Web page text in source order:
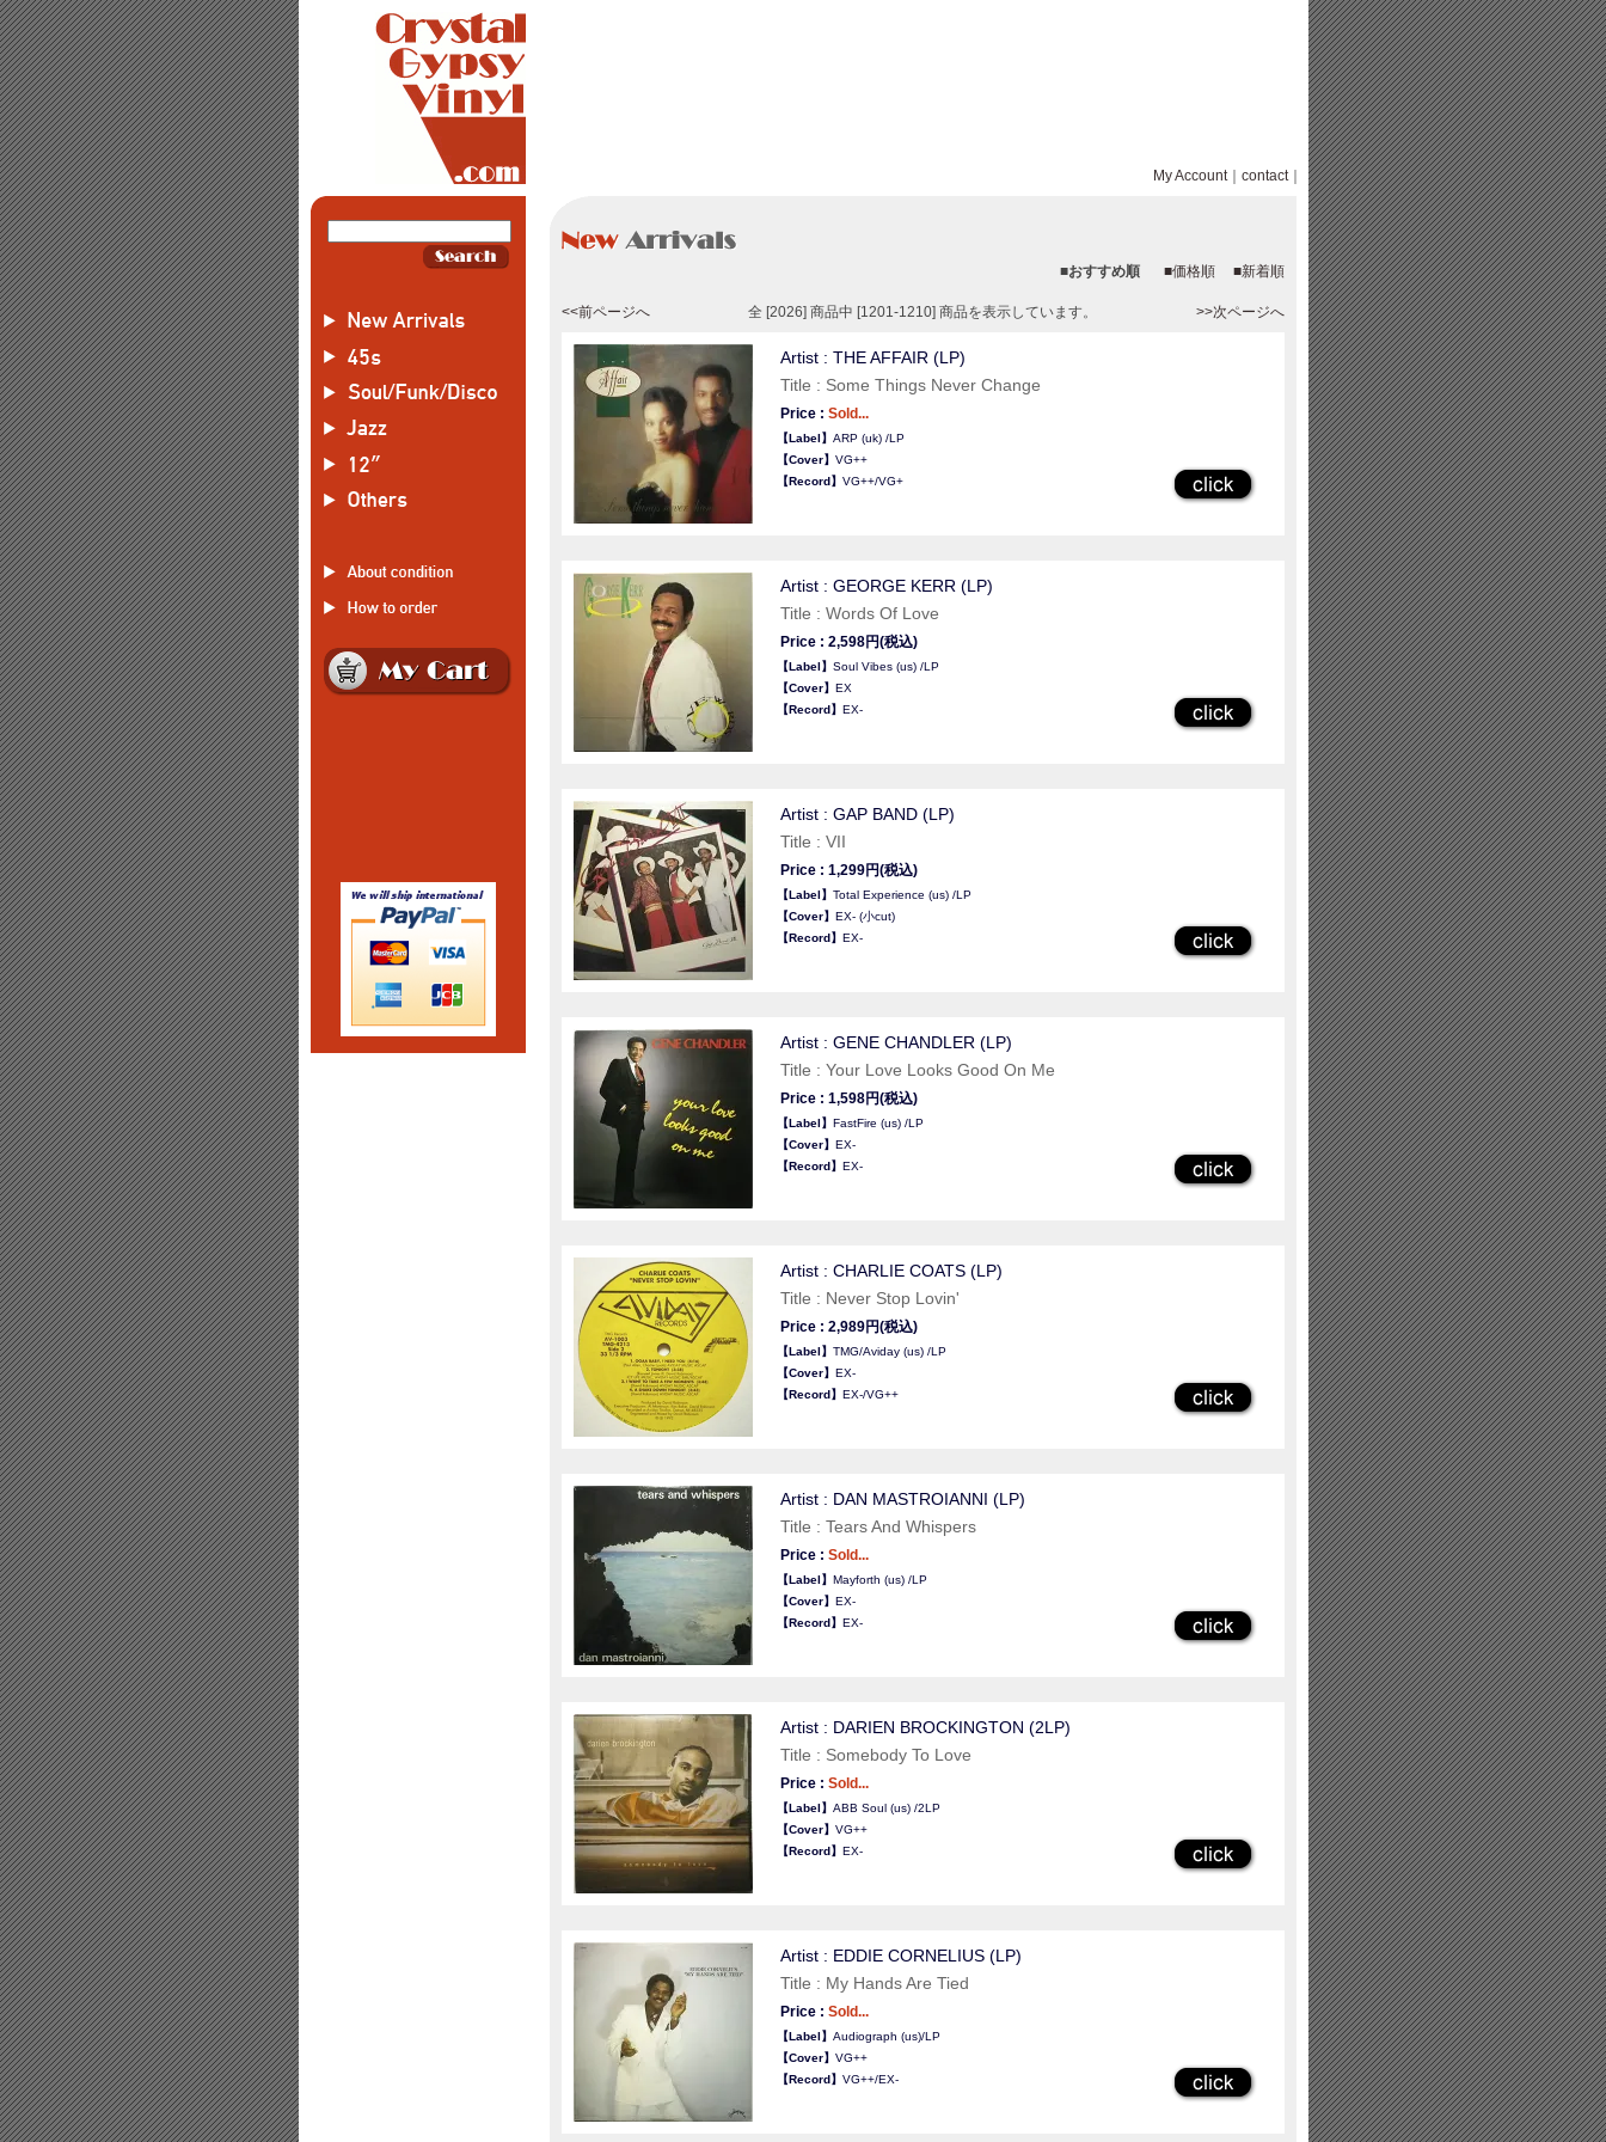
My Account｜ contact｜
■おすすめ順 ■価格順 ■新着順
<<前ページへ 全 [2026] 商品中 [1201-1210] 商品を表示しています。 >>次ページへ
Artist : THE AFFAIR (LP)
Title : Some Things Never Change
Price : Sold...
【Label】 ARP (uk) /LP
【Cover】 VG++
【Record】 VG++/VG+
Artist : GEORGE KERR (LP)
Title : Words Of Love
Price : 2,598円(税込)
【Label】 Soul Vibes (us) /LP
【Cover】 EX
【Record】 EX-
Artist : GAP BAND (LP)
Title : VII
Price : 1,299円(税込)
【Label】 Total Experience (us) /LP
【Cover】 EX- (小cut)
【Record】 EX-
Artist : GENE CHANDLER (LP)
Title : Your Love Looks Good On Me
Price : 1,598円(税込)
【Label】 FastFire (us) /LP
【Cover】 EX-
【Record】 EX-
Artist : CHARLIE COATS (LP)
Title : Never Stop Lovin'
Price : 2,989円(税込)
【Label】 TMG/Aviday (us) /LP
【Cover】 EX-
【Record】 EX-/VG++
Artist : DAN MASTROIANNI (LP)
Title : Tears And Whispers
Price : Sold...
【Label】 Mayforth (us) /LP
【Cover】 EX-
【Record】 EX-
Artist : DARIEN BROCKINGTON (2LP)
Title : Somebody To Love
Price : Sold...
【Label】 ABB Soul (us) /2LP
【Cover】 VG++
【Record】 EX-
Artist : EDDIE CORNELIUS (LP)
Title : My Hands Are Tied
Price : Sold...
【Label】 Audiograph (us)/LP
【Cover】 VG++
【Record】 VG++/EX-